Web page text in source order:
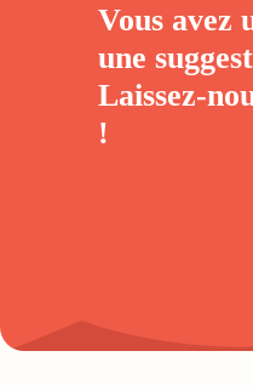
Vous avez
une
Laissez-
!